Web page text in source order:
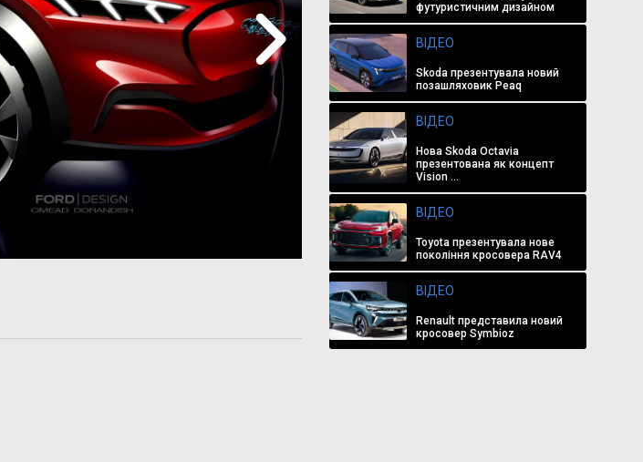
футуристичним дизайном
ВІДЕО
Skoda презентувала новий
позашляховик Peaq
ВІДЕО
Нова Skoda Octavia
презентована як концепт
Vision ...
ВІДЕО
Toyota презентувала нове
покоління кросовера RAV4
ВІДЕО
Renault представила новий
кросовер Symbioz